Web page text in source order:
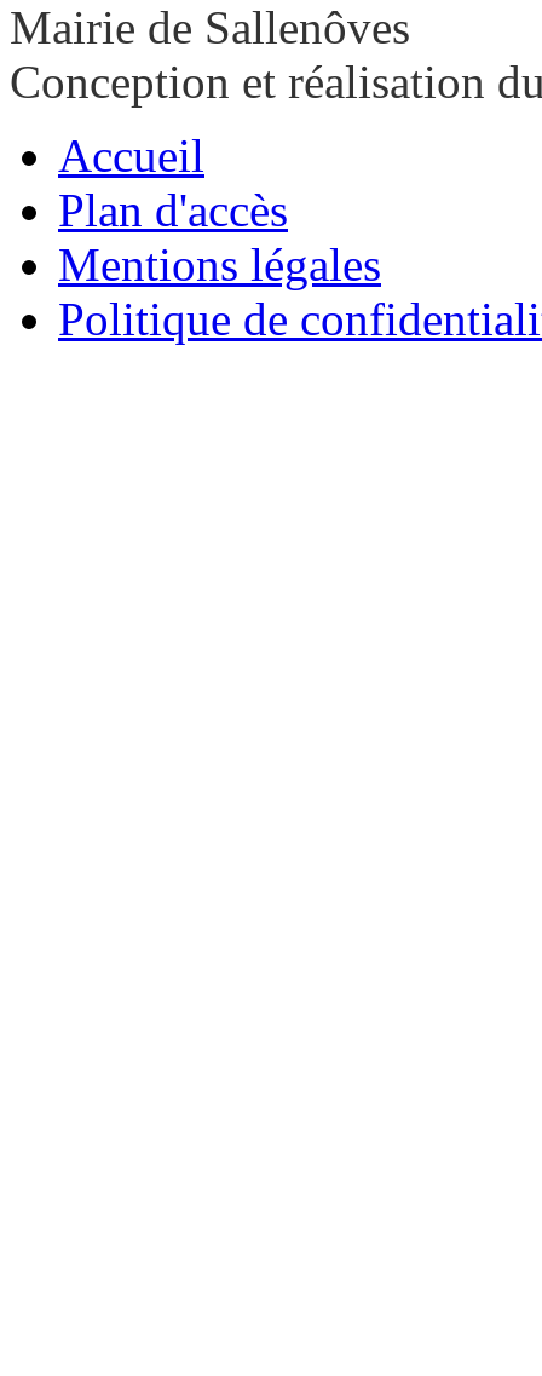
Mairie de Sallenôves
Conception et réalisation
Accueil
Plan d'accès
Mentions légales
Politique de